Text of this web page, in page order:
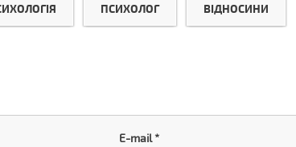
ПСИХОЛОГ ВІДНОСИНИ
E-mail*